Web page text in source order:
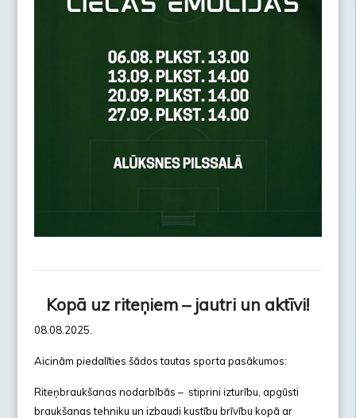
Kopā uz riteņiem – jautri un aktīvi!
08.08.2025.
Aicinām piedalīties šādos tautas sporta pasākumos:
Riteņbraukšanas nodarbībās – stiprini izturību, apgūsti
braukšanas tehniku un izbaudi kustību brīvību kopā ar